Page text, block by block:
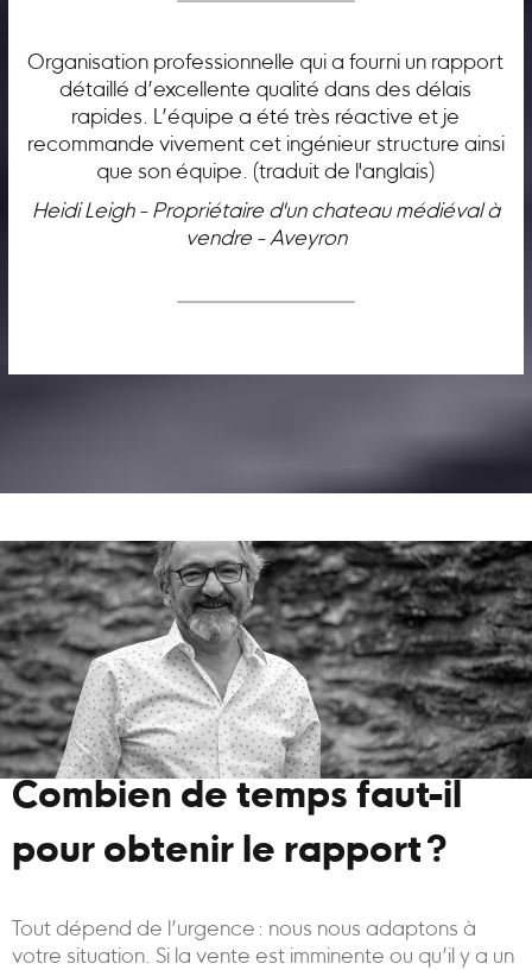
Organisation professionnelle qui a fourni un rapport
détaillé d’excellente qualité dans des délais
rapides. L’équipe a été très réactive et je
recommande vivement cet ingénieur structure ainsi
que son équipe. (traduit de l'anglais)
Heidi Leigh - Propriétaire d'un chateau médiéval à
vendre - Aveyron
Combien de temps faut-il
pour obtenir le rapport ?
Tout dépend de l’urgence : nous nous adaptons à
votre situation. Si la vente est imminente ou qu’il y a un